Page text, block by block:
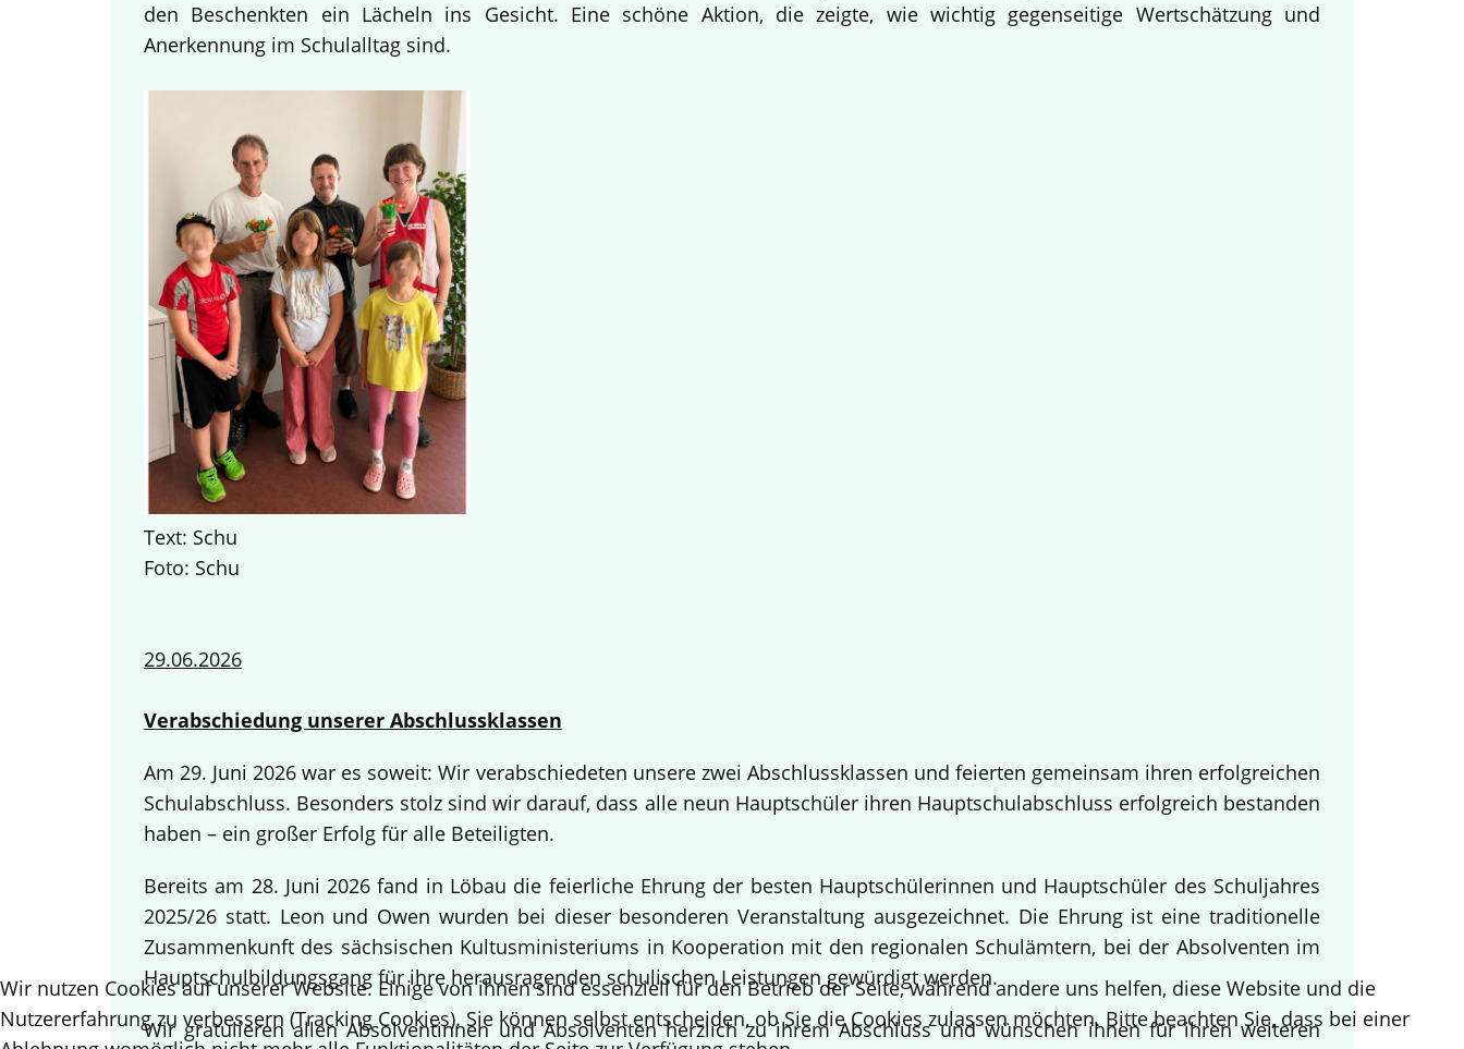
den Beschenkten ein Lächeln ins Gesicht. Eine schöne Aktion, die zeigte, wie wichtig gegenseitige Wertschätzung und
Anerkennung im Schulalltag sind.
Text: Schu
Foto: Schu
29.06.2026
Verabschiedung unserer Abschlussklassen
Am 29. Juni 2026 war es soweit: Wir verabschiedeten unsere zwei Abschlussklassen und feierten gemeinsam ihren erfolgreichen
Schulabschluss. Besonders stolz sind wir darauf, dass alle neun Hauptschüler ihren Hauptschulabschluss erfolgreich bestanden
haben – ein großer Erfolg für alle Beteiligten.
Bereits am 28. Juni 2026 fand in Löbau die feierliche Ehrung der besten Hauptschülerinnen und Hauptschüler des Schuljahres
2025/26 statt. Leon und Owen wurden bei dieser besonderen Veranstaltung ausgezeichnet. Die Ehrung ist eine traditionelle
Zusammenkunft des sächsischen Kultusministeriums in Kooperation mit den regionalen Schulämtern, bei der Absolventen im
Hauptschulbildungsgang für ihre herausragenden schulischen Leistungen gewürdigt werden.
Wir gratulieren allen Absolventinnen und Absolventen herzlich zu ihrem Abschluss und wünschen ihnen für ihren weiteren
Wir nutzen Cookies auf unserer Website. Einige von ihnen sind essenziell für den Betrieb der Seite, während andere uns helfen, diese Website und die
Nutzererfahrung zu verbessern (Tracking Cookies). Sie können selbst entscheiden, ob Sie die Cookies zulassen möchten. Bitte beachten Sie, dass bei einer